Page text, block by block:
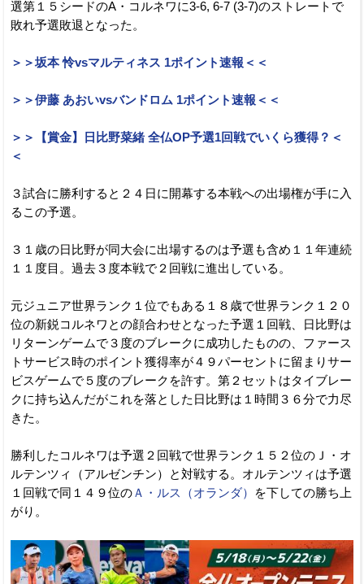
選第１５シードのA・コルネワに3-6, 6-7 (3-7)のストレートで
敗れ予選敗退となった。
＞＞坂本 怜vsマルティネス 1ポイント速報＜＜
＞＞伊藤 あおいvsバンドロム 1ポイント速報＜＜
＞＞【賞金】日比野菜緒 全仏OP予選1回戦でいくら獲得？＜
＜
３試合に勝利すると２４日に開幕する本戦への出場権が手に入
るこの予選。
３１歳の日比野が同大会に出場するのは予選も含め１１年連続
１１度目。過去３度本戦で２回戦に進出している。
元ジュニア世界ランク１位でもある１８歳で世界ランク１２０
位の新鋭コルネワとの顔合わせとなった予選１回戦、日比野は
リターンゲームで３度のブレークに成功したものの、ファース
トサービス時のポイント獲得率が４９パーセントに留まりサー
ビスゲームで５度のブレークを許す。第２セットはタイブレー
クに持ち込んだがこれを落とした日比野は１時間３６分で力尽
きた。
勝利したコルネワは予選２回戦で世界ランク１５２位のＪ・オ
ルテンツィ（アルゼンチン）と対戦する。オルテンツィは予選
１回戦で同１４９位のＡ・ルス（オランダ）
を下しての勝ち上
がり。